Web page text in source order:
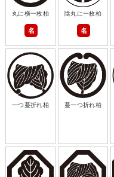
丸に横一枚柏
名
陰丸に一枚柏
名
一つ蔓折れ柏 蔓一つ折れ柏